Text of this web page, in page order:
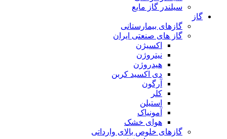
سیلندر گاز مایع
گاز
گازهای بیمارستانی
گاز های صنعتی ایران
اکسیژن
نیتروژن
هیدروژن
دی اکسید کربن
آرگون
کلر
استیلن
آمونیاک
هوای خشک
گازهای خلوص بالای وارداتی